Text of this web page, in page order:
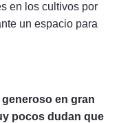
en los cultivos por
un espacio para
en gran
pocos dudan que